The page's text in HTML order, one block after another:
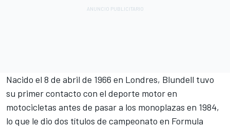
Nacido el 8 de abril de 1966 en Londres, Blundell tuvo
su primer contacto con el deporte motor en
motocicletas antes de pasar a los monoplazas en 1984,
lo que le dio dos títulos de campeonato en Formula